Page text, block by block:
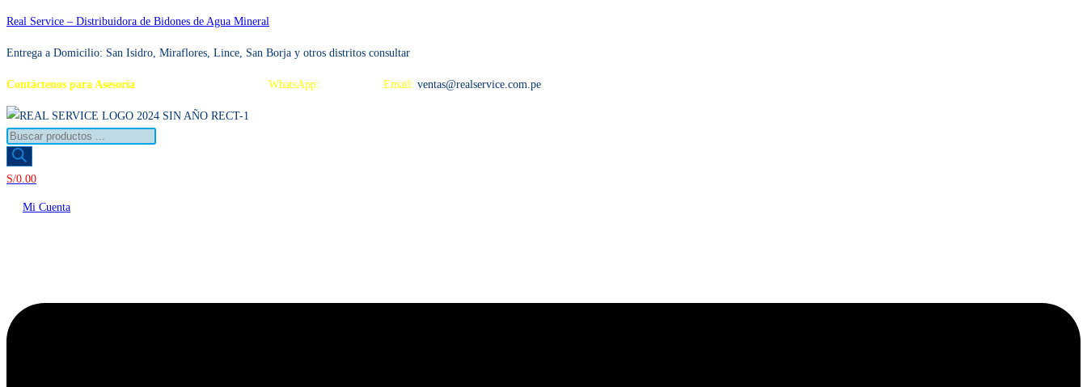
Ir
contenido
Real Service – Distribuidora de Bidones de Agua Mineral
Entrega a Domicilio: San Isidro, Miraflores, Lince, San Borja y otros distritos consultar
Contáctenos para Asesoría WhatsApp: Email: ventas@realservice.com.pe
Búsqueda
de
productos
S/0.00
Mi Cuenta